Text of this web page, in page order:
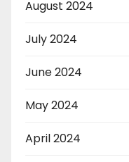
August 2024
July 2024
June 2024
May 2024
April 2024